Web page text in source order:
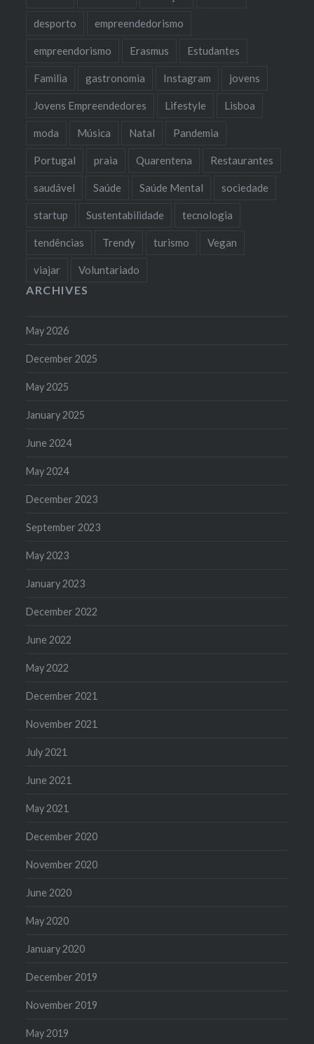
desporto empreendedorismo
empreendorismo Erasmus Estudantes
Familia gastronomia Instagram jovens
Jovens Empreendedores Lifestyle Lisboa
moda Música Natal Pandemia
Portugal praia Quarentena Restaurantes
saudável Saúde Saúde Mental sociedade
startup Sustentabilidade tecnologia
tendências Trendy turismo Vegan
viajar Voluntariado
ARCHIVES
May 2026
December 2025
May 2025
January 2025
June 2024
May 2024
December 2023
September 2023
May 2023
January 2023
December 2022
June 2022
May 2022
December 2021
November 2021
July 2021
June 2021
May 2021
December 2020
November 2020
June 2020
May 2020
January 2020
December 2019
November 2019
May 2019